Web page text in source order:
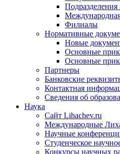
Филиалы
Нормативные
Новые
Основные
Основные
Партнеры
Банковские
Контактная
Сведения об
Наука
Сайт Lihachev.ru
Международные
Научные
Студенческое
Конкурсы научных